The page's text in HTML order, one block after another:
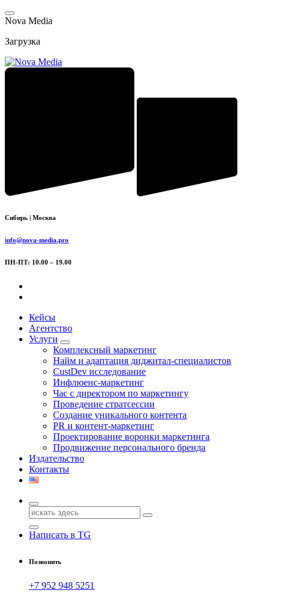
Перейти
к
Nova Media
Загрузка
Сибирь | Москва
info@nova-media.pro
ПН-ПТ: 10.00 – 19.00
Кейсы
Агентство
Услуги
Комплексный маркетинг
Найм и адаптация диджитал-специалистов
CustDev исследование
Инфлюенс-маркетинг
Час с директором по маркетингу
Проведение стратсессии
Создание уникального контента
PR и контент-маркетинг
Проектирование воронки маркетинга
Продвижение персонального бренда
Издательство
Контакты
Поиск
для:
Написать в TG
Позвонить
+7 952 948 5251